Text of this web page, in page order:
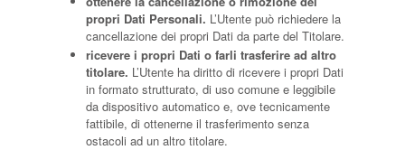
propri Dati Personali. L’Utente può richiedere la
cancellazione dei propri Dati da parte del Titolare.
ricevere i propri Dati o farli trasferire ad altro
titolare. L’Utente ha diritto di ricevere i propri Dati
in formato strutturato, di uso comune e leggibile
da dispositivo automatico e, ove tecnicamente
fattibile, di ottenerne il trasferimento senza
ostacoli ad un altro titolare.